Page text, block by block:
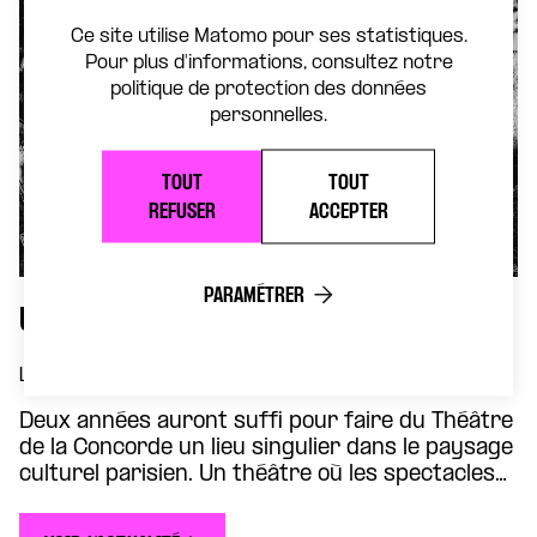
LE 1 JUILLET 2026
Deux années auront suffi pour faire du Théâtre
de la Concorde un lieu singulier dans le paysage
culturel parisien. Un théâtre où les spectacles
démocratiques, où les artistes croisent
Ce site utilise Matomo pour ses statistiques.
Pour plus d'informations, consultez notre
politique de protection des données
personnelles.
TOUT
REFUSER
TOUT
ACCEPTER
PARAMÉTRER